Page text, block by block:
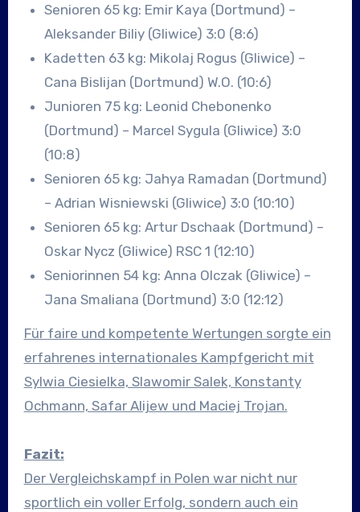
Senioren 65 kg: Emir Kaya (Dortmund) –
Aleksander Biliy (Gliwice) 3:0 (8:6)
Kadetten 63 kg: Mikolaj Rogus (Gliwice) –
Cana Bislijan (Dortmund) W.O. (10:6)
Junioren 75 kg: Leonid Chebonenko
(Dortmund) – Marcel Sygula (Gliwice) 3:0
(10:8)
Senioren 65 kg: Jahya Ramadan (Dortmund)
– Adrian Wisniewski (Gliwice) 3:0 (10:10)
Senioren 65 kg: Artur Dschaak (Dortmund) –
Oskar Nycz (Gliwice) RSC 1 (12:10)
Seniorinnen 54 kg: Anna Olczak (Gliwice) –
Jana Smaliana (Dortmund) 3:0 (12:12)
Für faire und kompetente Wertungen sorgte ein
erfahrenes internationales Kampfgericht mit
Sylwia Ciesielka, Slawomir Salek, Konstanty
Ochmann, Safar Alijew und Maciej Trojan.
Fazit:
Der Vergleichskampf in Polen war nicht nur
sportlich ein voller Erfolg, sondern auch ein